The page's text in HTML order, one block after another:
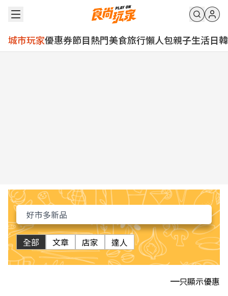
城市玩家優惠券節目熱門美食旅行懶人包親子生活日韓
全部 文章 店家 達人
只顯示優惠